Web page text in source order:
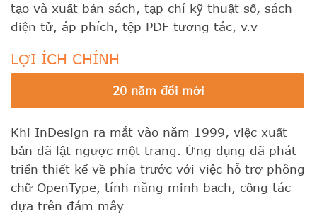
tạo và xuất bản sách, tạp chí kỹ thuật số, sách
điện tử, áp phích, tệp PDF tương tác, v.v
LỢI ÍCH CHÍNH
20 năm đổi mới
Khi InDesign ra mắt vào năm 1999, việc xuất
bản đã lật ngược một trang. Ứng dụng đã phát
triển thiết kế về phía trước với việc hỗ trợ phông
chữ OpenType, tính năng minh bạch, cộng tác
dựa trên đám mây